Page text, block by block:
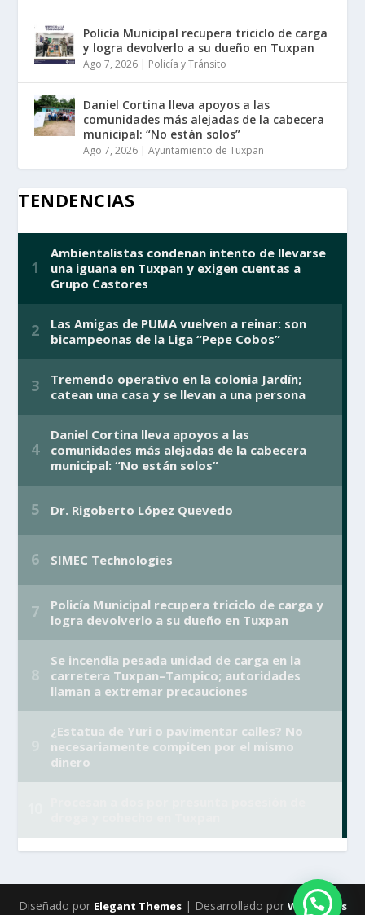
Policía Municipal recupera triciclo de carga
y logra devolverlo a su dueño en Tuxpan
Ago 7, 2026 | Policía y Tránsito
Daniel Cortina lleva apoyos a las
comunidades más alejadas de la cabecera
municipal: “No están solos”
Ago 7, 2026 |Ayuntamiento de Tuxpan
TENDENCIAS
Diseñado por Elegant Themes| Desarrollado por WordPress